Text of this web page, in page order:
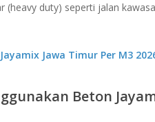
(heavy duty) seperti jalan
Jawa Timur Per M3
Beton